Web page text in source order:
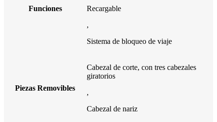
Funciones
Recargable
,
Sistema de bloqueo de viaje
Piezas Removibles
Cabezal de corte, con tres cabezales
giratorios
,
Cabezal de nariz